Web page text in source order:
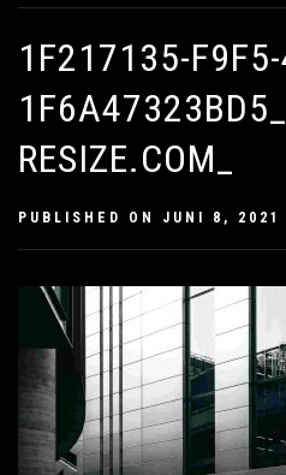
1F217135-
RESIZE.COM_
PUBLISHED ON JUNI 8, 2021